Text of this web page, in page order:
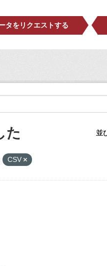
タをリクエストする
並
た
CSV